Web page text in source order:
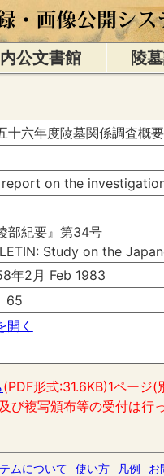
公文書館 陵
十六年度陵墓関係調査概要
on the
部紀要』第34号
Study on the
年2月 Feb 1983
65
開く
(PDF形式:31.6KB)1ページ
び複写頒布等の受付は行
ムについて 使い方 凡例 お